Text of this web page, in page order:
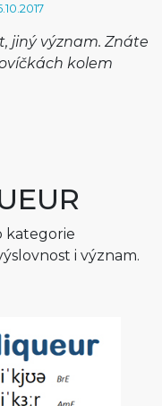
jiný význam. Znáte
kolem
kategorie
i význam.